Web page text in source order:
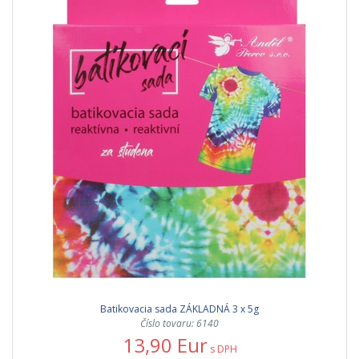
Batikovacia sada ZÁKLADNÁ 3 x 5g
Číslo tovaru: 6140
13,90 Eur s DPH